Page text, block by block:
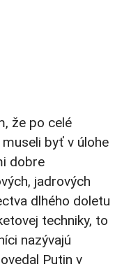
že po celé
byť v úlohe
dobre
jadrových
dlhého doletu
techniky, to
nazývajú
Putin v